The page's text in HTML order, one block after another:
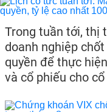
Trong tuần tới, thị
doanh nghiệp
quyền để thực
và cổ phiếu cho